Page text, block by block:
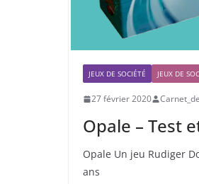
JEUX DE SOCIÉTÉ JEUX DE
27 février 2020
Opale – Test
Opale Un jeu Rudiger
ans